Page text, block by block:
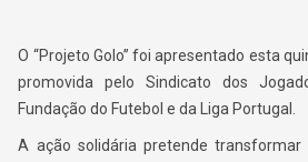
O “Projeto Golo” foi apresentado esta
promovida pelo Sindicato dos
Fundação do Futebol e da Liga Portugal.
A ação solidária pretende transformar